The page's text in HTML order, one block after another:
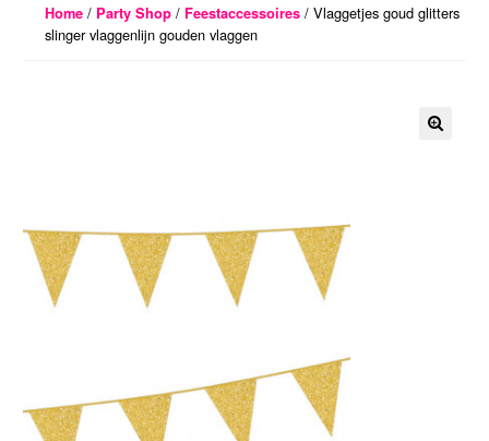
Home/ Party Shop/ Feestaccessoires/ Vlaggetjes goud glitters
slinger vlaggenlijn gouden vlaggen